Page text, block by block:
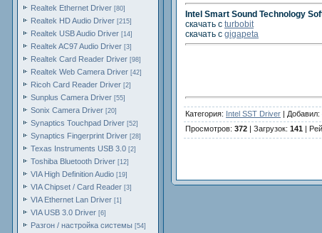
Realtek Ethernet Driver [80]
Realtek HD Audio Driver [215]
Realtek USB Audio Driver [14]
Realtek AC97 Audio Driver [3]
Realtek Card Reader Driver [98]
Realtek Web Camera Driver [42]
Ricoh Card Reader Driver [2]
Sunplus Camera Driver [55]
Sonix Camera Driver [20]
Synaptics Touchpad Driver [52]
Synaptics Fingerprint Driver [28]
Texas Instruments USB 3.0 [2]
Toshiba Bluetooth Driver [12]
VIA High Definition Audio [19]
VIA Chipset / Card Reader [3]
VIA Ethernet Lan Driver [1]
VIA USB 3.0 Driver [6]
Разгон / настройка системы [54]
Intel Smart Sound Technology
скачать с turbobit
скачать с gigapeta
Категория: Intel SST Driver | Добавил:
Просмотров: 372 | Загрузок: 141 |